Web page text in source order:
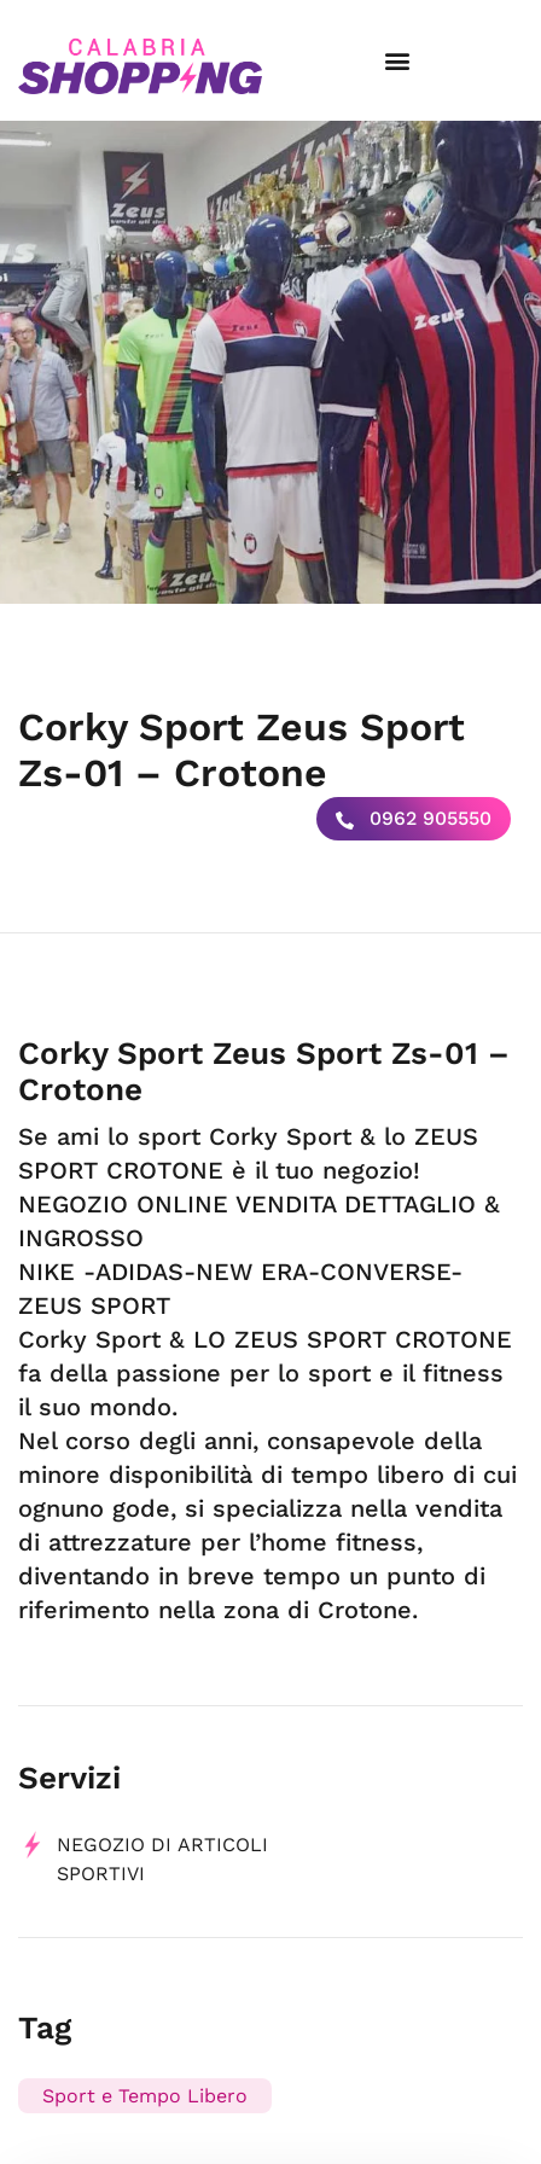
Corky Sport Zeus Sport
Zs-01 – Crotone
0962 905550
Corky Sport Zeus Sport Zs-01 –
Crotone
Se ami lo sport Corky Sport & lo ZEUS
SPORT CROTONE è il tuo negozio!
NEGOZIO ONLINE VENDITA DETTAGLIO &
INGROSSO
NIKE -ADIDAS-NEW ERA-CONVERSE-
ZEUS SPORT
Corky Sport & LO ZEUS SPORT CROTONE
fa della passione per lo sport e il fitness
il suo mondo.
Nel corso degli anni, consapevole della
minore disponibilità di tempo libero di cui
ognuno gode, si specializza nella vendita
di attrezzature per l’home fitness,
diventando in breve tempo un punto di
riferimento nella zona di Crotone.
Servizi
NEGOZIO DI ARTICOLI
SPORTIVI
Tag
Sport e Tempo Libero